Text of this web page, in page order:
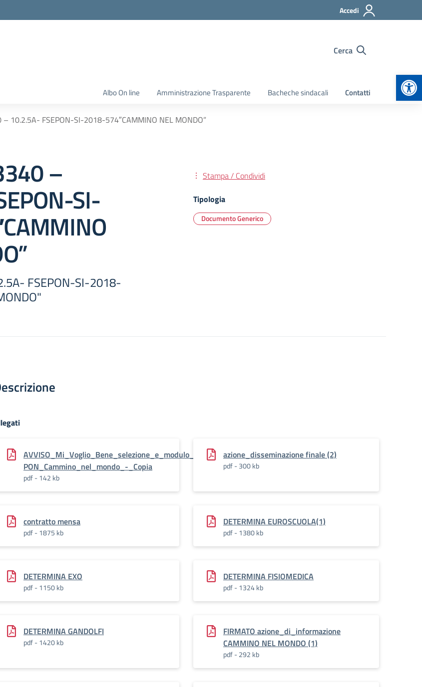
Accedi
Cerca
Albo On line Amministrazione Trasparente Bacheche sindacali Contatti
10.2.5A- FSEPON-SI-2018-574″CAMMINO NEL MONDO”
–
SI-
FSEPON-SI-2018-
Stampa / Condividi
Tipologia
Documento Generico
AVVISO_Mi_Voglio_Bene_selezione_e_modulo_iscrizione_alunni_FSE-
PON_Cammino_nel_mondo_-_Copia
pdf - 142 kb
azione_disseminazione finale (2)
pdf - 300 kb
contratto mensa
pdf - 1875 kb
DETERMINA EUROSCUOLA(1)
pdf - 1380 kb
DETERMINA EXO
pdf - 1150 kb
DETERMINA FISIOMEDICA
pdf - 1324 kb
DETERMINA GANDOLFI
pdf - 1420 kb
FIRMATO azione_di_informazione
CAMMINO NEL MONDO (1)
pdf - 292 kb